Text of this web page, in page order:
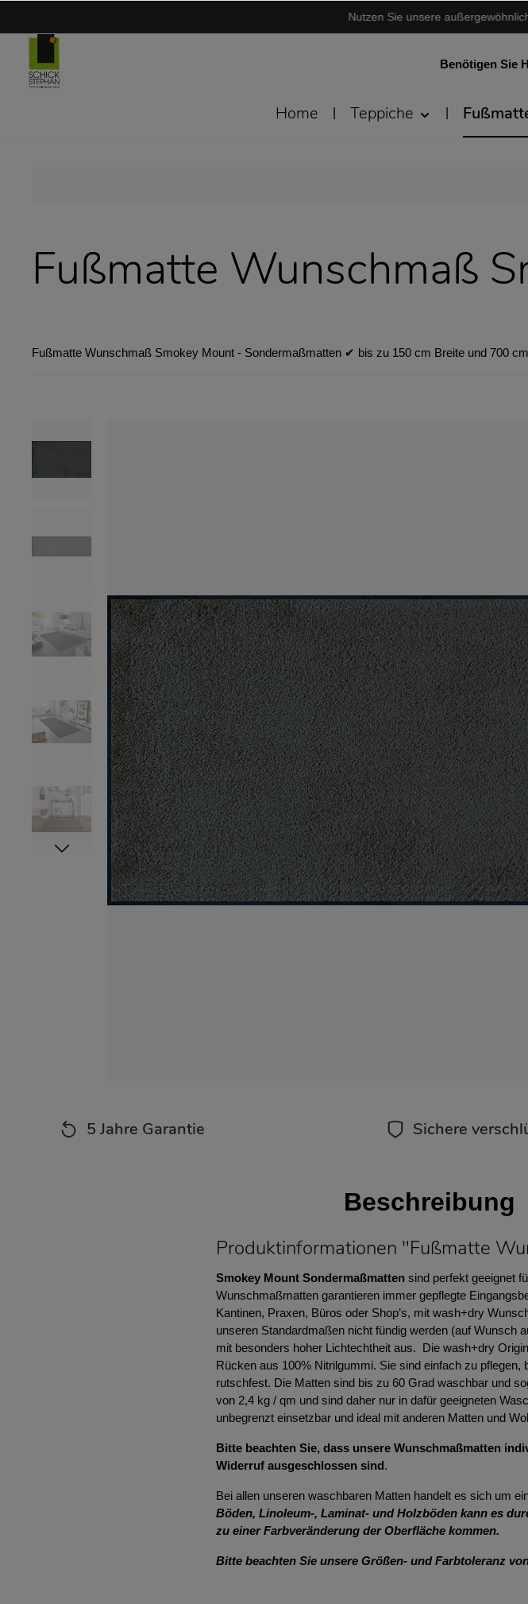
Nutzen Sie unsere
Benötigen Sie
Home Teppiche
Fußmatte Wunschmaß
Fußmatte Wunschmaß Smokey Mount - Sondermaßmatten ✔︎ bis zu 150 cm Breite und 700
5 Jahre Garantie Sichere
Beschreibung
Produktinformationen "Fußmatte
Smokey Mount Sondermaßmatten sind perfekt geeignet
Wunschmaßmatten garantieren immer gepflegte
Kantinen, Praxen, Büros oder Shop’s, mit wash+dry
unseren Standardmaßen nicht fündig werden (auf Wunsch
mit besonders hoher Lichtechtheit aus. Die wash+dry
Rücken aus 100% Nitrilgummi. Sie sind einfach zu
rutschfest. Die Matten sind bis zu 60 Grad waschbar und
von 2,4 kg / qm und sind daher nur in dafür geeigneten
unbegrenzt einsetzbar und ideal mit anderen Matten und
Bitte beachten Sie, dass unsere Wunschmaßmatten
Widerruf ausgeschlossen sind.
Bei allen unseren waschbaren Matten handelt es sich um
Böden, Linoleum-, Laminat- und Holzböden kann es
zu einer Farbveränderung der Oberfläche kommen.
Bitte beachten Sie unsere Größen- und Farbtoleranz